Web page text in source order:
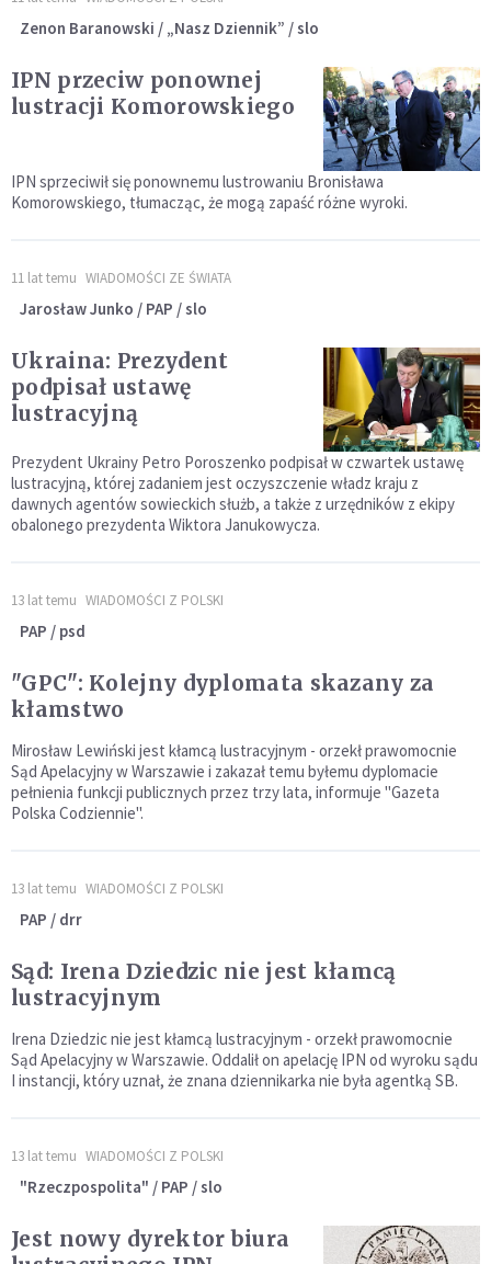
Zenon Baranowski / „Nasz Dziennik” / slo
IPN przeciw ponownej
lustracji Komorowskiego
IPN sprzeciwił się ponownemu lustrowaniu Bronisława
Komorowskiego, tłumacząc, że mogą zapaść różne wyroki.
11 lat temu WIADOMOŚCI ZE ŚWIATA
Jarosław Junko / PAP / slo
Ukraina: Prezydent
podpisał ustawę
lustracyjną
Prezydent Ukrainy Petro Poroszenko podpisał w czwartek ustawę
lustracyjną, której zadaniem jest oczyszczenie władz kraju z
dawnych agentów sowieckich służb, a także z urzędników z ekipy
obalonego prezydenta Wiktora Janukowycza.
13 lat temu WIADOMOŚCI Z POLSKI
PAP / psd
"GPC": Kolejny dyplomata skazany za
kłamstwo
Mirosław Lewiński jest kłamcą lustracyjnym - orzekł prawomocnie
Sąd Apelacyjny w Warszawie i zakazał temu byłemu dyplomacie
pełnienia funkcji publicznych przez trzy lata, informuje "Gazeta
Polska Codziennie".
13 lat temu WIADOMOŚCI Z POLSKI
PAP / drr
Sąd: Irena Dziedzic nie jest kłamcą
lustracyjnym
Irena Dziedzic nie jest kłamcą lustracyjnym - orzekł prawomocnie
Sąd Apelacyjny w Warszawie. Oddalił on apelację IPN od wyroku sądu
I instancji, który uznał, że znana dziennikarka nie była agentką SB.
13 lat temu WIADOMOŚCI Z POLSKI
"Rzeczpospolita" / PAP / slo
Jest nowy dyrektor biura